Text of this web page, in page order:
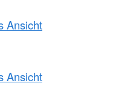
Ansicht
Ansicht